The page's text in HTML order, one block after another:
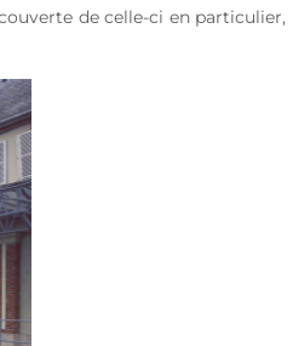
de celle-ci en particulier,